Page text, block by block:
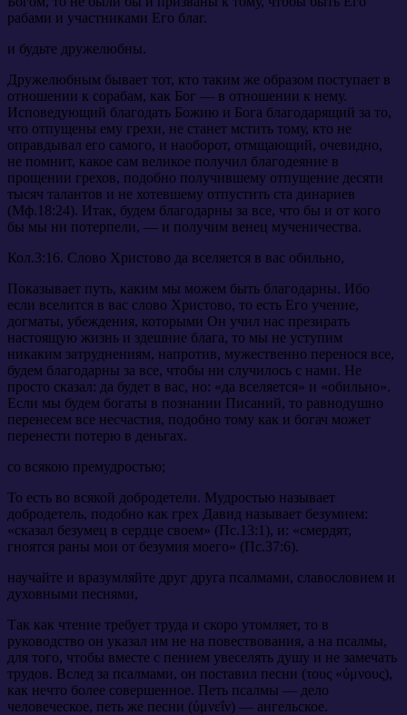
рабами и участниками Его благ.
и будьте дружелюбны.
Дружелюбным бывает тот, кто таким же образом поступает в
отношении к сорабам, как Бог — в отношении к нему.
Исповедующий благодать Божию и Бога благодарящий за то,
что отпущены ему грехи, не станет мстить тому, кто не
оправдывал его самого, и наоборот, отмщающий, очевидно,
не помнит, какое сам великое получил благодеяние в
прощении грехов, подобно получившему отпущение десяти
тысяч талантов и не хотевшему отпустить ста динариев
(Мф.18:24). Итак, будем благодарны за все, что бы и от кого
бы мы ни потерпели, — и получим венец мученичества.
Кол.3:16. Слово Христово да вселяется в вас обильно,
Показывает путь, каким мы можем быть благодарны. Ибо
если вселится в вас слово Христово, то есть Его учение,
догматы, убеждения, которыми Он учил нас презирать
настоящую жизнь и здешние блага, то мы не уступим
никаким затруднениям, напротив, мужественно перенося все,
будем благодарны за все, чтобы ни случилось с нами. Не
просто сказал: да будет в вас, но: «да вселяется» и «обильно».
Если мы будем богаты в познании Писаний, то равнодушно
перенесем все несчастия, подобно тому как и богач может
перенести потерю в деньгах.
со всякою премудростью;
То есть во всякой добродетели. Мудростью называет
добродетель, подобно как грех Давид называет безумием:
«сказал безумец в сердце своем» (Пс.13:1), и: «смердят,
гноятся раны мои от безумия моего» (Пс.37:6).
научайте и вразумляйте друг друга псалмами, славословием и
духовными песнями,
Так как чтение требует труда и скоро утомляет, то в
руководство он указал им не на повествования, а на псалмы,
для того, чтобы вместе с пением увеселять душу и не замечать
трудов. Вслед за псалмами, он поставил песни (τους «ύμνους),
как нечто более совершенное. Петь псалмы — дело
человеческое, петь же песни (ύμνεΐν) — ангельское.